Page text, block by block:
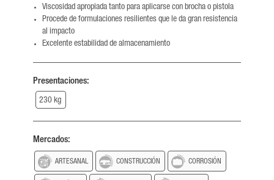
Viscosidad apropiada tanto para aplicarse con brocha o pistola
Procede de formulaciones resilientes que le da gran resistencia
al impacto
Excelente estabilidad de almacenamiento
Presentaciones:
230 kg
Mercados:
ARTESANAL CONSTRUCCIÓN CORROSIÓN